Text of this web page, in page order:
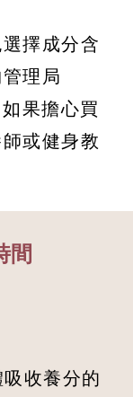
擇成分含
理局
果擔心買
或健身教
間
收養分的